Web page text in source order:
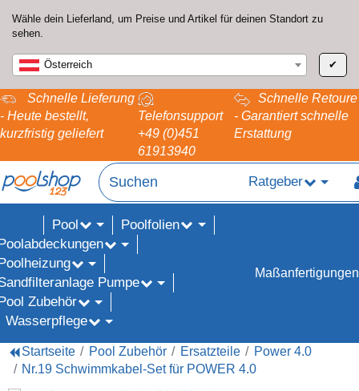
Wähle dein Lieferland, um Preise und Artikel für deinen Standort zu
sehen.
Österreich ✔
Schnelle Lieferung
- Heute bestellt,
kurzfristig geliefert
Telefonsupport
+49 (0)451
61913940
Schnelle Retoure
- Garantiert schnelle
Erstattung
Ratgeber
Pool
Poolfolien
Pumpe
Zubehör
Wasserpflege
Maßanfertigungen
Startseite Pool Zubehör Ersatzteile
Power 4.0
Nr.19 Schwimmkabel-Set für POWER 4.0